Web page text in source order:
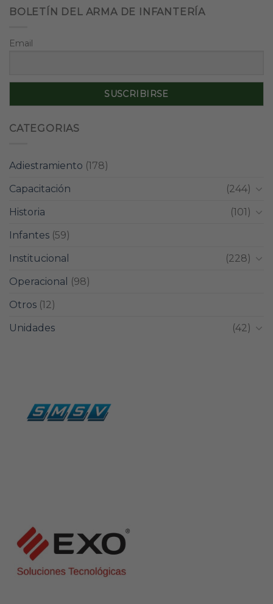
BOLETÍN DEL ARMA DE INFANTERÍA
Email
CATEGORIAS
Adiestramiento (178)
Capacitación
(244)
Historia
(101)
Infantes (59)
Institucional
(228)
Operacional
(98)
Otros (12)
Unidades
(42)